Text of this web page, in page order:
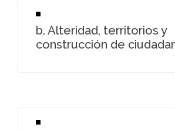
b. Alteridad, territorios y
construcción de